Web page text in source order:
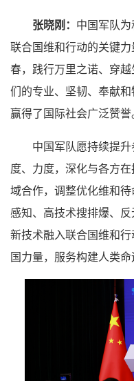
张晓刚： 中国军队
联合国维和行动的关键
春，践行万里之诺、穿
们的专业、坚韧、奉献和
赢得了国际社会广泛赞誉
中国军队愿持续提
度、力度，深化与各方
域合作，调整优化维和
感知、高技术搜排爆、
新技术融入联合国维和
国力量，服务构建人类命